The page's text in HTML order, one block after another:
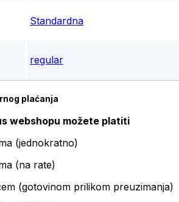
Standardna
regular
plaćanja
webshopu možete platiti
(jednokratno)
(na rate)
(gotovinom prilikom preuzimanja)